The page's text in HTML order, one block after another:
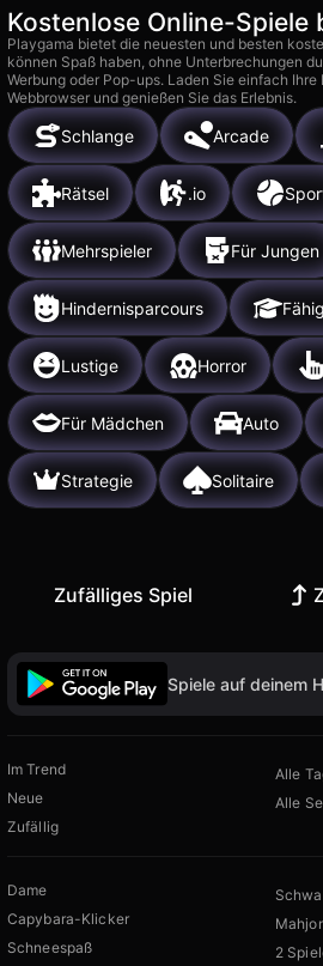
Kostenlose Online-Spiele
Playgama bietet die neuesten und besten
können Spaß haben, ohne Unterbrechungen
Werbung oder Pop-ups. Laden Sie einfach
Webbrowser und genießen Sie das Erlebnis.
Schlange Arcade
Rätsel .io
Mehrspieler Für Jungen
Hindernisparcours
Lustige Horror
Für Mädchen Auto
Strategie Solitaire
Zufälliges Spiel
Spiele auf deinem
Im Trend
Neue
Zufällig
Alle
Alle
Dame
Capybara-Klicker
Schneespaß
2